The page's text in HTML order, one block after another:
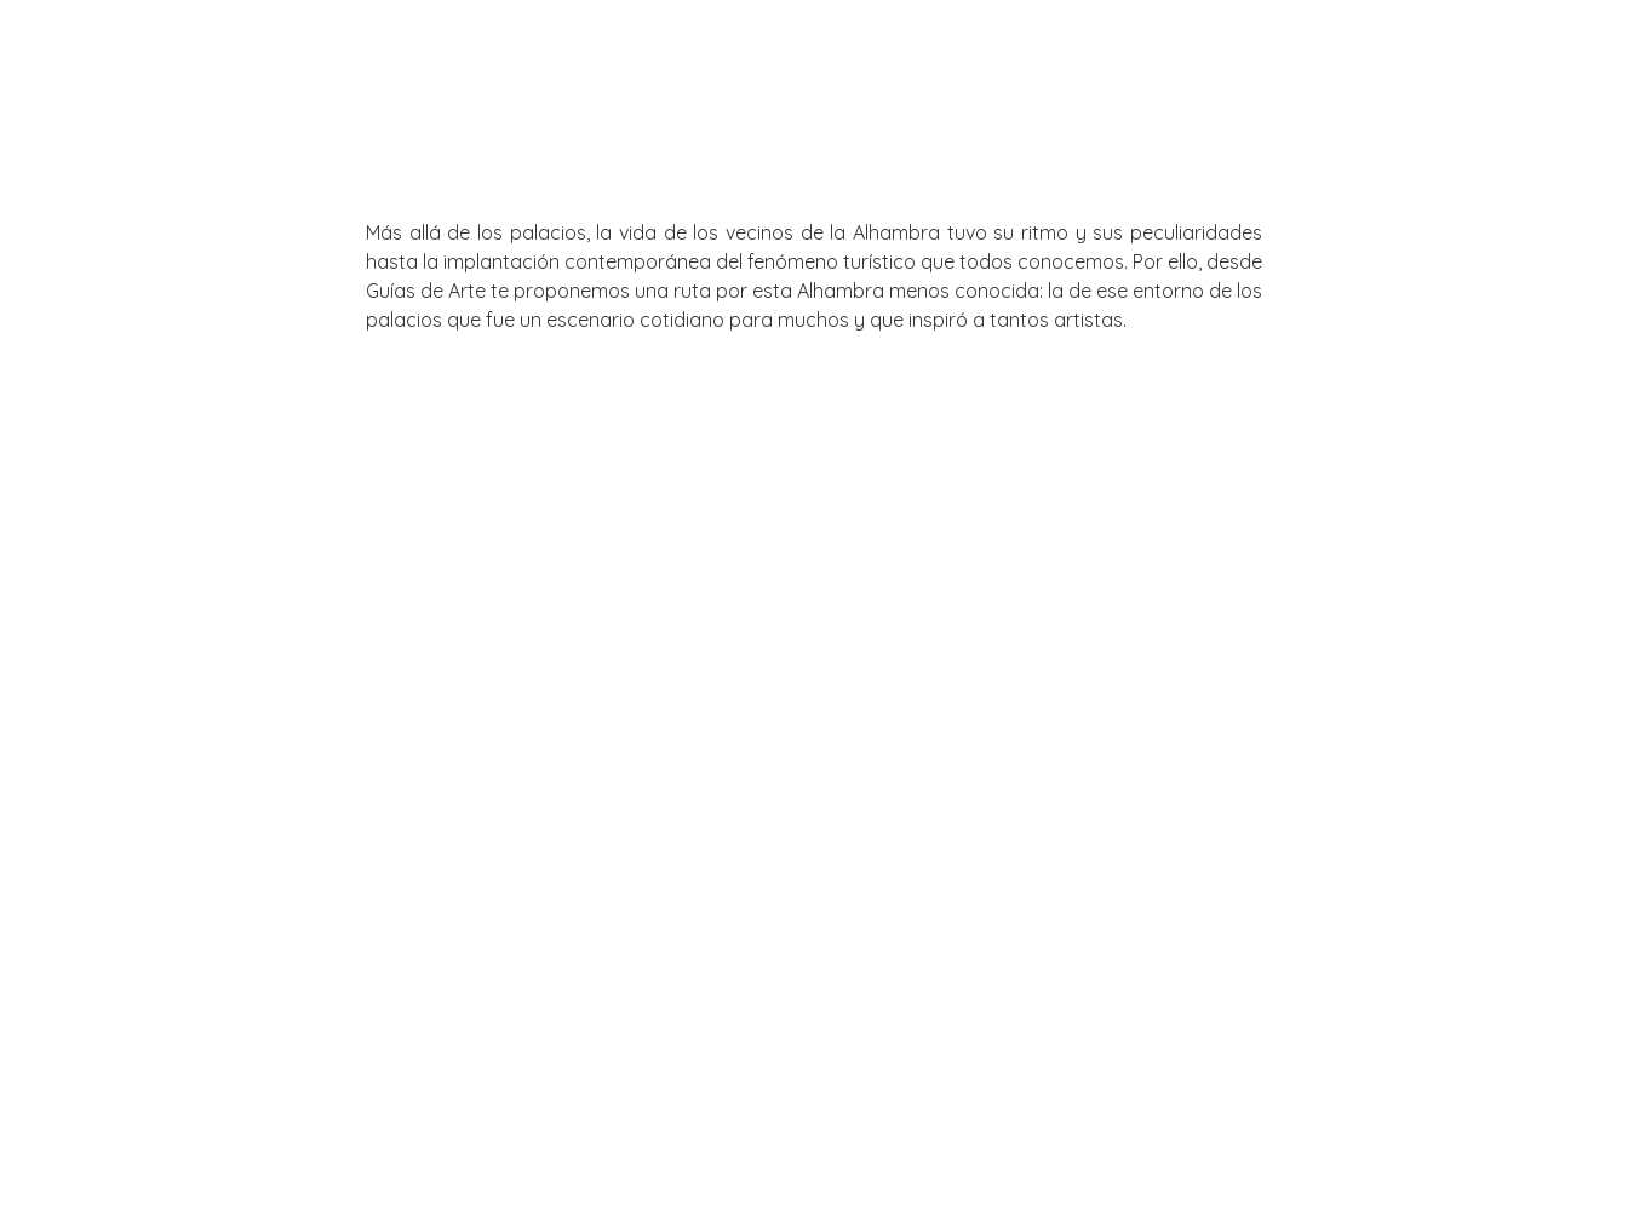
Más allá de los palacios, la vida de los vecinos de la Alhambra tuvo su ritmo y sus peculiaridades
hasta la implantación contemporánea del fenómeno turístico que todos conocemos. Por ello, desde
Guías de Arte te proponemos una ruta por esta Alhambra menos conocida: la de ese entorno de los
palacios que fue un escenario cotidiano para muchos y que inspiró a tantos artistas.